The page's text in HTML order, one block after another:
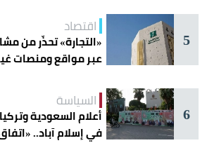
5
اقتصاد
«التجارة» تحذّر من
عبر مواقع ومنصات
6
السياسة
أعلام السعودية
في إسلام آباد..